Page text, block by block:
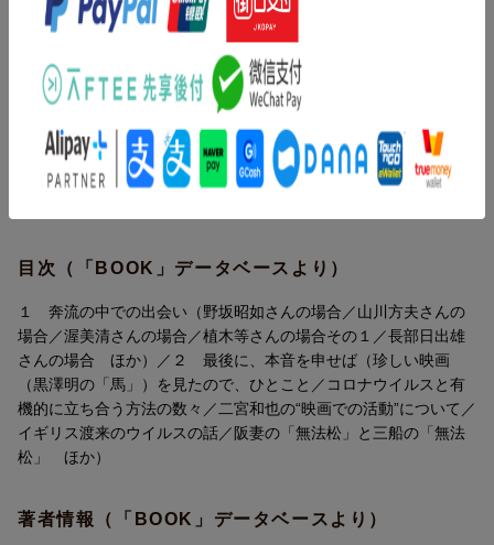
第一部「奔流の中での出会い」は、野坂昭如さん、山川方夫さ
ん、渥美清さん、植木等さん、長部日出雄さん、大瀧詠一さん、
江戸川乱歩さんなど、ひときわゆかり深い17名の思い出。
第二部「最後に、本音を申せば」は、2021年のクロニクル。NHK
BSプレミアムで放映される映画のラインナップが上質なのに感心
し、『日本の喜劇人』に加筆して「決定版」を刊行された年でし
た。
巻。平野甲賀さんのフォントを題字に使用し、本文挿絵は小林泰
彦さんです。
内容紹介（「BOOK」データベースより）
若い時に、こんな人たちと知りあえたのは幸せだった。東京は日
本橋区の生まれで、和菓子屋の九代目の長男。映画は子供のころ
から見てきた。渥美清、野坂昭如、植木等、大瀧詠一、江戸川乱
目次（「BOOK」データベースより）
１ 奔流の中での出会い（野坂昭如さんの場合／山川方夫さんの
場合／渥美清さんの場合／植木等さんの場合その１／長部日出雄
さんの場合 ほか）／２ 最後に、本音を申せば（珍しい映画
（黒澤明の「馬」）を見たので、ひとこと／コロナウイルスと有
機的に立ち合う方法の数々／二宮和也の“映画での活動”について／
イギリス渡来のウイルスの話／阪妻の「無法松」と三船の「無法
松」 ほか）
著者情報（「BOOK」データベースより）